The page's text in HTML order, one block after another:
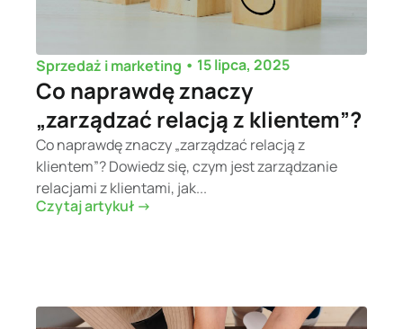
Sprzedaż i marketing • 15 lipca, 2025
Co naprawdę znaczy
„zarządzać relacją z klientem”?
Co naprawdę znaczy „zarządzać relacją z
klientem”? Dowiedz się, czym jest zarządzanie
relacjami z klientami, jak...
Czytaj artykuł ->